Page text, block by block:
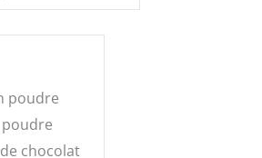
poudre
poudre
chocolat